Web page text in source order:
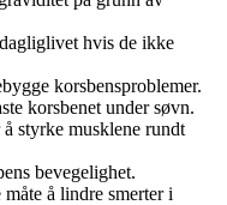
hvis de ikke
korsbensproblemer.
korsbenet under søvn.
styrke musklene rundt
bevegelighet.
å lindre smerter i